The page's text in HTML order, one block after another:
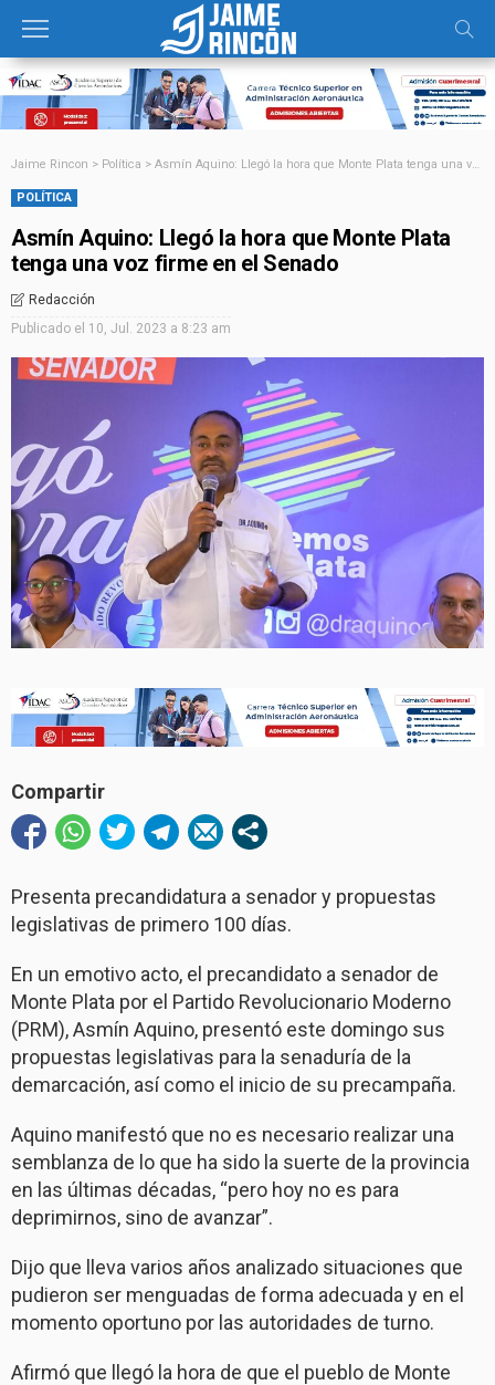
Jaime Rincon > Política > Asmín Aquino: Llegó la hora que Monte Plata tenga una voz firme en el Senado
POLÍTICA
Asmín Aquino: Llegó la hora que Monte Plata
tenga una voz firme en el Senado
Redacción
Publicado el 10, Jul. 2023 a 8:23 am
Compartir
Presenta precandidatura a senador y propuestas
legislativas de primero 100 días.
En un emotivo acto, el precandidato a senador de
Monte Plata por el Partido Revolucionario Moderno
(PRM), Asmín Aquino, presentó este domingo sus
propuestas legislativas para la senaduría de la
demarcación, así como el inicio de su precampaña.
Aquino manifestó que no es necesario realizar una
semblanza de lo que ha sido la suerte de la provincia
en las últimas décadas, “pero hoy no es para
deprimirnos, sino de avanzar”.
Dijo que lleva varios años analizado situaciones que
pudieron ser menguadas de forma adecuada y en el
momento oportuno por las autoridades de turno.
Afirmó que llegó la hora de que el pueblo de Monte